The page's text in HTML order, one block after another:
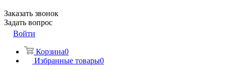
Заказать звонок
Задать вопрос
Войти
Корзина0
Избранные товары0